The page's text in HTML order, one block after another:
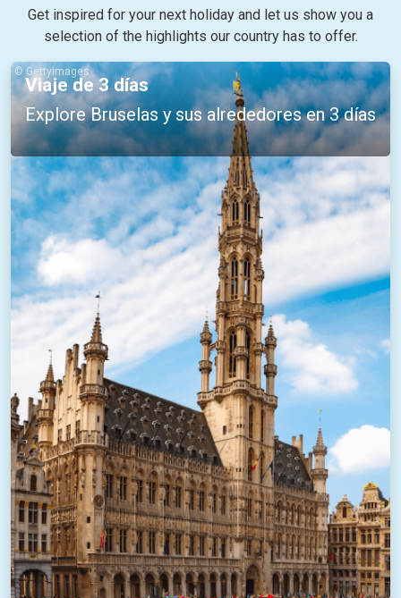
Get inspired for your next holiday and let us show you a
selection of the highlights our country has to offer.
Viaje de 3 días
Explore Bruselas y sus alrededores en 3 días
© Gettyimages